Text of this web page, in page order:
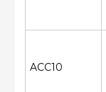
ACC10